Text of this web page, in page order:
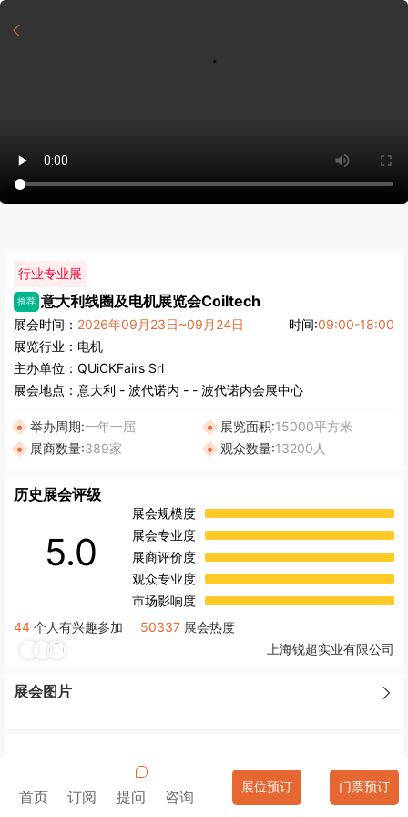
行业专业展
推荐 意大利线圈及电机展览会Coiltech
展会时间： 2026年09月23日~09月24日 时间:09:00-18:00
展览行业： 电机
主办单位： QUiCKFairs Srl
展会地点： 意大利 - 波代诺内 - - 波代诺内会展中心
举办周期:一年一届 展览面积:15000平方米
展商数量:389家 观众数量:13200人
历史展会评级
5.0
展会规模度
展会专业度
展商评价度
观众专业度
市场影响度
44 个人有兴趣参加 50337 展会热度
上海锐超实业有限公司
展会图片
意大利线圈及电机展览会（Coiltech），时间：2026年09月23日
首页 订阅 提问 咨询
展位预订 门票预订